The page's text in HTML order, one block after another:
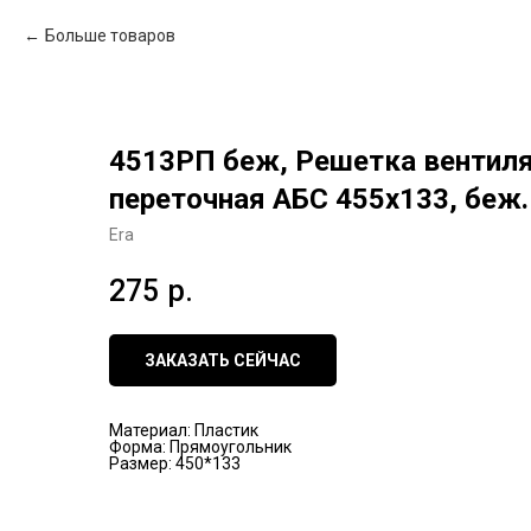
Больше товаров
4513РП беж, Решетка
переточная АБС 455х133, беж.
Era
275 р.
ЗАКАЗАТЬ СЕЙЧАС
Материал: Пластик
Форма: Прямоугольник
Размер: 450*133